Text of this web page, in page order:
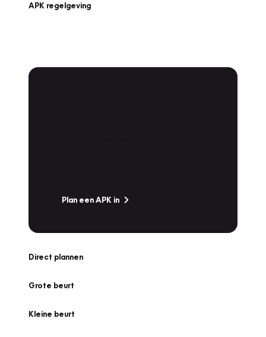
APK regelgeving
Plan een APK in
Direct plannen
Grote beurt
Kleine beurt